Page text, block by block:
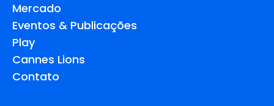
Mercado
Eventos & Publicações
Play
Cannes Lions
Contato